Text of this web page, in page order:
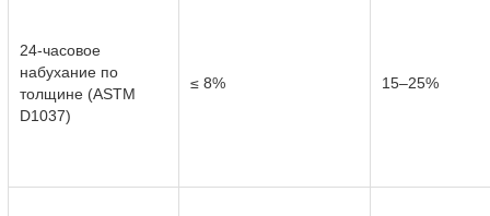
24-часовое
набухание по
толщине (ASTM
D1037)
≤ 8% 15–25%